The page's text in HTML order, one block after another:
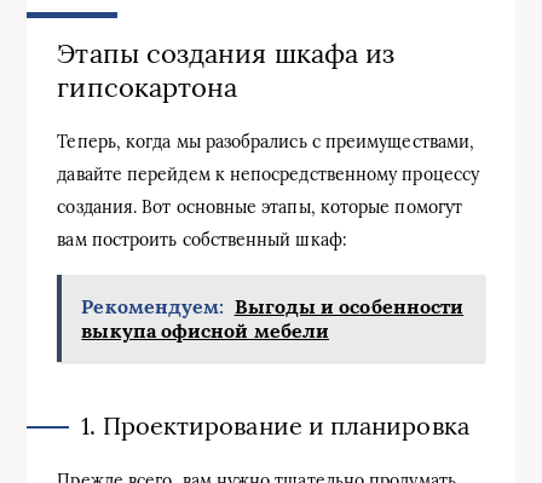
Этапы создания шкафа из
гипсокартона
Теперь, когда мы разобрались с преимуществами,
давайте перейдем к непосредственному процессу
создания. Вот основные этапы, которые помогут
вам построить собственный шкаф:
Рекомендуем: Выгоды и особенности
выкупа офисной мебели
1. Проектирование и планировка